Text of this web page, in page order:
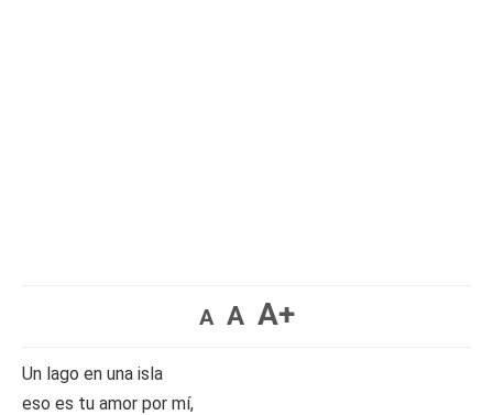
A A A+
Un lago en una isla
eso es tu amor por mí,